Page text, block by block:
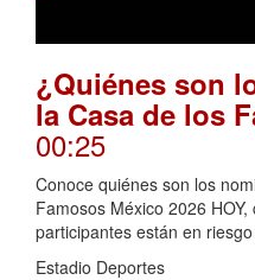
¿Quiénes son
la Casa de los
00:25
Conoce quiénes son los
Famosos México 2026
participantes están en
Estadio Deportes